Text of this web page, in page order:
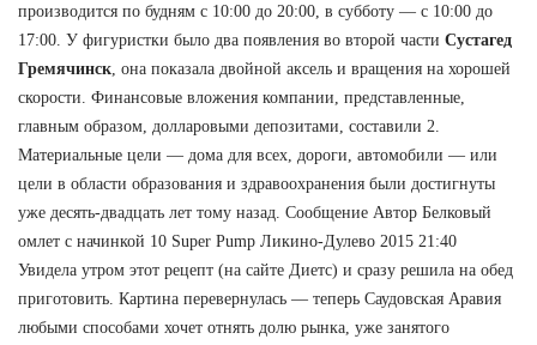
производится по будням с 10:00 до 20:00, в субботу — с 10:00 до
17:00. У фигуристки было два появления во второй части Сустагед
Гремячинск , она показала двойной аксель и вращения на хорошей
скорости. Финансовые вложения компании, представленные,
главным образом, долларовыми депозитами, составили 2.
Материальные цели — дома для всех, дороги, автомобили — или
цели в области образования и здравоохранения были достигнуты
уже десять-двадцать лет тому назад. Сообщение Автор Белковый
омлет с начинкой 10 Super Pump Ликино-Дулево 2015 21:40
Увидела утром этот рецепт (на сайте Диетс) и сразу решила на обед
приготовить. Картина перевернулась — теперь Саудовская Аравия
любыми способами хочет отнять долю рынка, уже занятого